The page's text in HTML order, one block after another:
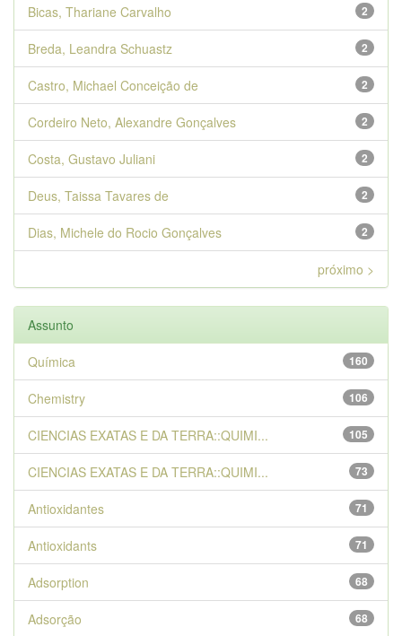
2
Bicas, Thariane Carvalho
2
Breda, Leandra Schuastz
2
Castro, Michael Conceição de
2
Cordeiro Neto, Alexandre Gonçalves
2
Costa, Gustavo Juliani
2
Deus, Taissa Tavares de
2
Dias, Michele do Rocio Gonçalves
próximo >
Assunto
160
Química
106
Chemistry
105
CIENCIAS EXATAS E DA TERRA::QUIMI...
73
CIENCIAS EXATAS E DA TERRA::QUIMI...
71
Antioxidantes
71
Antioxidants
68
Adsorption
68
Adsorção